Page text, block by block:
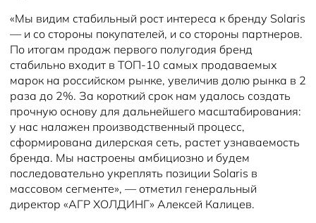
«Мы видим стабильный рост интереса к бренду Solaris
— и со стороны покупателей, и со стороны партнеров.
По итогам продаж первого полугодия бренд
стабильно входит в ТОП-10 самых продаваемых
марок на российском рынке, увеличив долю рынка в 2
раза до 2%. За короткий срок нам удалось создать
прочную основу для дальнейшего масштабирования:
у нас налажен производственный процесс,
сформирована дилерская сеть, растет узнаваемость
бренда. Мы настроены амбициозно и будем
последовательно укреплять позиции Solaris в
массовом сегменте», — отметил генеральный
директор «АГР ХОЛДИНГ» Алексей Калицев.